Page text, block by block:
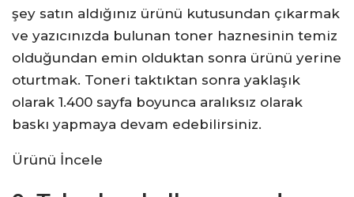
şey satın aldığınız ürünü kutusundan çıkarmak
ve yazıcınızda bulunan toner haznesinin temiz
olduğundan emin olduktan sonra ürünü yerine
oturtmak. Toneri taktıktan sonra yaklaşık
olarak 1.400 sayfa boyunca aralıksız olarak
baskı yapmaya devam edebilirsiniz.
Ürünü İncele